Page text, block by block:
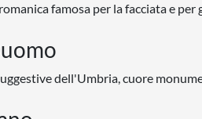
famosa per la facciata e
dell'Umbria, cuore